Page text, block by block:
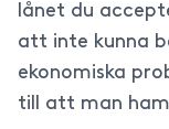
lånet du
att inte kunna
ekonomiska
till att man